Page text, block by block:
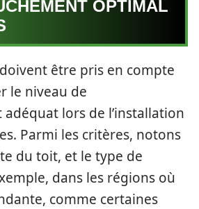
OPTIMAL
être pris en compte
le niveau de
lors de l’installation
Parmi les critères, notons
du toit, et le type de
dans les régions où
comme certaines